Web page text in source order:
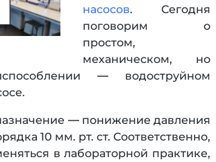
насосов. Сегодня
поговорим о
простом,
механическом, но
— водоструйном
— понижение давления
10 мм. рт. ст. Соответственно,
в лабораторной практике,